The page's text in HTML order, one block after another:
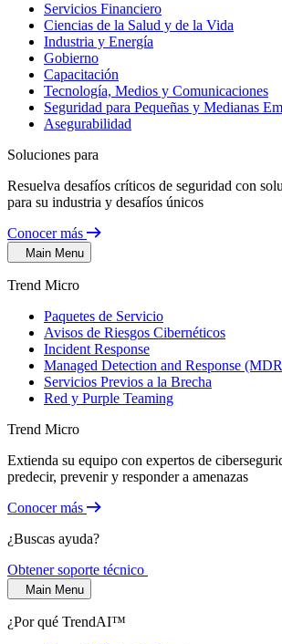
Servicios Financiero
Ciencias de la Salud y de la Vida
Industria y Energía
Gobierno
Capacitación
Tecnología, Medios y Comunicaciones
Seguridad para Pequeñas y Medianas
Asegurabilidad
Soluciones para
Resuelva desafíos críticos de seguridad con
para su industria y desafíos únicos
Conocer más
Main Menu
Trend Micro
Paquetes de Servicio
Avisos de Riesgos Cibernéticos
Incident Response
Managed Detection and Response
Servicios Previos a la Brecha
Red y Purple Teaming
Trend Micro
Extienda su equipo con expertos de
predecir, prevenir y responder a amenazas
Conocer más
¿Buscas ayuda?
Obtener soporte técnico
Main Menu
¿Por qué TrendAI™